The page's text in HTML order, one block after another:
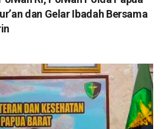
dan Gelar Ibadah Bersama